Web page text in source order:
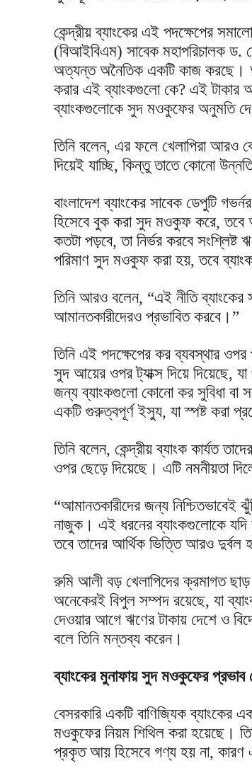
কেন্দ্রীয় ব্যাংকের এই পদক্ষেপের
(বিআইবিএম) সাবেক মহাপরিচালক ড.
অত্যন্ত অনৈতিক একটি কাজ করছে।
করার এই ব্যাংকগুলো কে? এই টাকার
ব্যাংকগুলোকে সুদ মওকুফের অনুমতি
তিনি বলেন, এর ফলে খেলাপিরা আরও
দিয়েই যাচ্ছি, কিন্তু তাতে কোনো
বাংলাদেশ ব্যাংকের সাবেক ডেপুটি
হিসেবে বুক করা সুদ মওকুফ করে, তবে
কতটা পড়বে, তা নির্ভর করবে
পরিমাণ সুদ মওকুফ করা হয়, তবে
তিনি আরও বলেন, “এই নীতি ব্যাংকের
আমানতকারীদেরও প্রভাবিত করবে।”
তিনি এই পদক্ষেপের কর ব্যবস্থার
সুদ আয়ের ওপর ট্যাক্স দিয়ে দিয়েছে,
জন্য ব্যাংকগুলো কোনো কর সুবিধা বা
একটি গুরুত্বপূর্ণ ইস্যু, যা স্পষ্ট করা
তিনি বলেন, কেন্দ্রীয় ব্যাংক কার্যত
ওপর ছেড়ে দিয়েছে। এটি নমনীয়তা
“আমানতকারীদের জন্য নিশ্চিতভাবেই
নাজুক। এই ধরনের ব্যাংকগুলোকে
তবে তাদের আর্থিক ভিত্তি আরও দুর্বল
রুমি আলী বড় খেলাপিদের ক্রমাগত
অনেকেরই বিপুল সম্পদ রয়েছে, যা
দেওয়ার আগে ঋণের টাকায় দেশে ও
বলে তিনি মন্তব্য করেন।
ব্যাংকের মুনাফায় সুদ মওকুফের প্রভাব
বেসরকারি একটি বাণিজ্যিক ব্যাংকের এক
মওকুফের নিয়ম শিথিল করা হয়েছে।
প্রকৃত আয় হিসেবে গণ্য হয় না, কারণ